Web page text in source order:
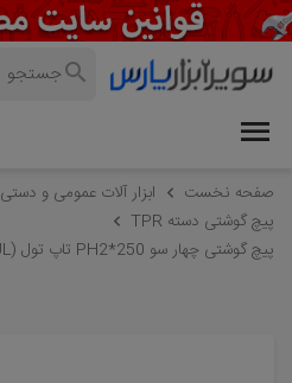
صفحه نخست ابزار آلات عمومی و دستی
پیچ گوشتی دسته TPR
پیچ گوشتی چهار سو PH2*250 تاپ تول (TOPTUL) مدل FBCB0225